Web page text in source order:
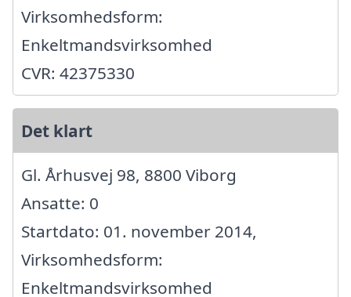
Virksomhedsform:
Enkeltmandsvirksomhed
CVR: 42375330
Det klart
Gl. Århusvej 98, 8800 Viborg
Ansatte: 0
Startdato: 01. november 2014,
Virksomhedsform:
Enkeltmandsvirksomhed